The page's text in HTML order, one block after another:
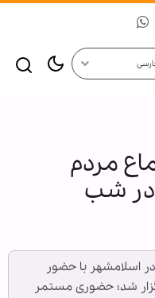
مردم
در شب
اسلامشهر با حضور
شد؛ حضوری مستمر